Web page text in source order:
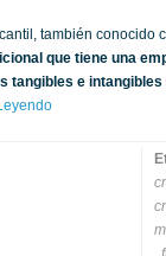
también conocido
que tiene una
tangibles e